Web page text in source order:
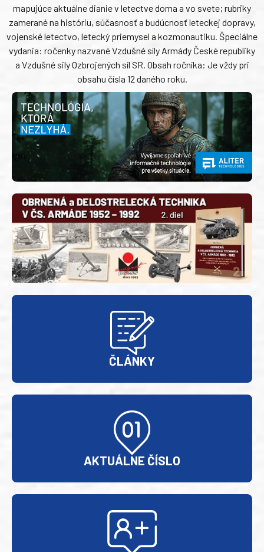
mapujúce aktuálne dianie v letectve doma a vo svete; rubriky
zamerané na históriu, súčasnosť a budúcnosť leteckej dopravy,
vojenské letectvo, letecký priemysel a kozmonautiku. Špeciálne
vydania: ročenky nazvané Vzdušné síly Armády České republiky
a Vzdušné sily Ozbrojených síl SR. Obsah ročníka: Je vždy pri
obsahu čísla 12 daného roku.
ČLÁNKY
AKTUÁLNE ČÍSLO